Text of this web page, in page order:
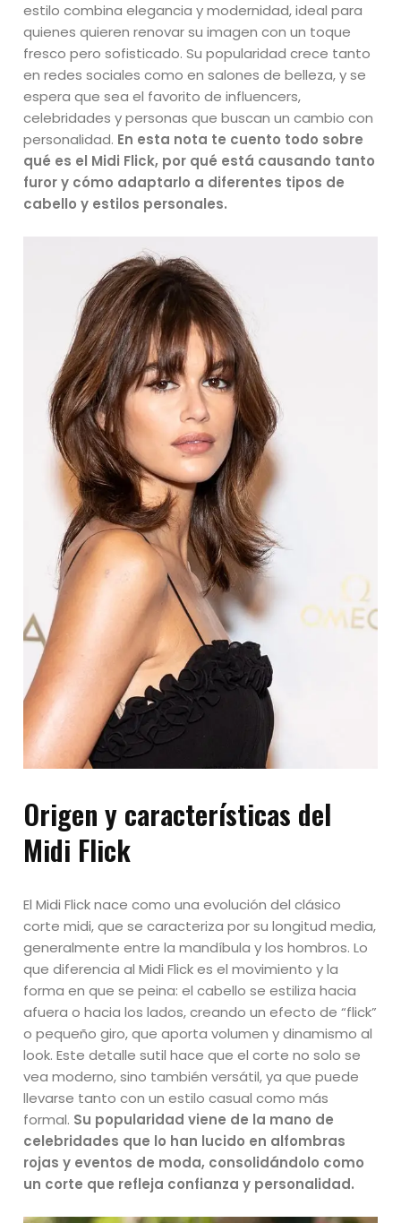
estilo combina elegancia y modernidad, ideal para
quienes quieren renovar su imagen con un toque
fresco pero sofisticado. Su popularidad crece tanto
en redes sociales como en salones de belleza, y se
espera que sea el favorito de influencers,
celebridades y personas que buscan un cambio con
personalidad. En esta nota te cuento todo sobre
qué es el Midi Flick, por qué está causando tanto
furor y cómo adaptarlo a diferentes tipos de
cabello y estilos personales.
Origen y características del
Midi Flick
El Midi Flick nace como una evolución del clásico
corte midi, que se caracteriza por su longitud media,
generalmente entre la mandíbula y los hombros. Lo
que diferencia al Midi Flick es el movimiento y la
forma en que se peina: el cabello se estiliza hacia
afuera o hacia los lados, creando un efecto de “flick”
o pequeño giro, que aporta volumen y dinamismo al
look. Este detalle sutil hace que el corte no solo se
vea moderno, sino también versátil, ya que puede
llevarse tanto con un estilo casual como más
formal. Su popularidad viene de la mano de
celebridades que lo han lucido en alfombras
rojas y eventos de moda, consolidándolo como
un corte que refleja confianza y personalidad.